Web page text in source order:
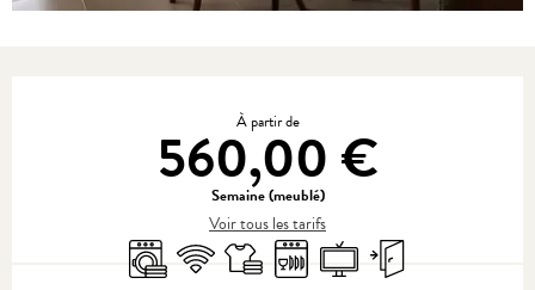
À partir de
560,00 €
Semaine (meublé)
Voir tous les tarifs
Lave linge
WiFi Draps et linge
Lave vaisselle
TélévisionEntrée indépendante